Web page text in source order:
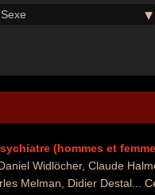
Sexe
(hommes et
Widlöcher, Claude
Melman, Didier Destal...